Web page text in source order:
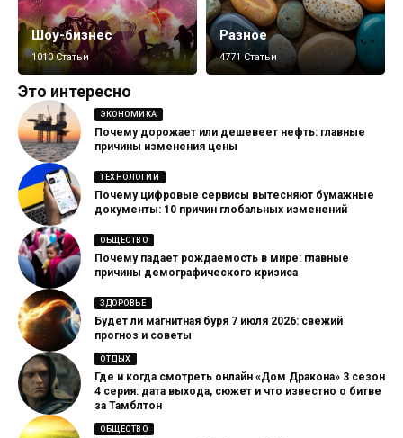
Шоу-бизнес
1010 Статьи
Разное
4771 Статьи
Это интересно
ЭКОНОМИКА
Почему дорожает или дешевеет нефть: главные
причины изменения цены
ТЕХНОЛОГИИ
Почему цифровые сервисы вытесняют бумажные
документы: 10 причин глобальных изменений
ОБЩЕСТВО
Почему падает рождаемость в мире: главные
причины демографического кризиса
ЗДОРОВЬЕ
Будет ли магнитная буря 7 июля 2026: свежий
прогноз и советы
ОТДЫХ
Где и когда смотреть онлайн «Дом Дракона» 3 сезон
4 серия: дата выхода, сюжет и что известно о битве
за Тамблтон
ОБЩЕСТВО